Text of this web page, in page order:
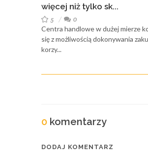
mierze kojarzą nam
zakupów czy
weekend w
Wiosenna pogoda
wypadom –
0 komentarzy
DODAJ KOMENTARZ